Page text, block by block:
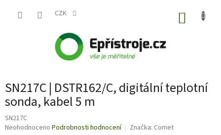
CZK
SN217C | DSTR162/C, digitální teplotní
sonda, kabel 5 m
SN217C
Průměrné
Neohodnoceno Podrobnosti hodnocení Značka: Comet